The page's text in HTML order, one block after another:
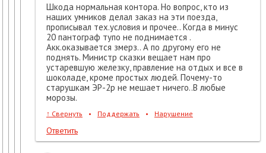
Шкода нормальная контора. Но вопрос, кто из
наших умников делал заказ на эти поезда,
прописывал тех.условия и прочее.. Когда в минус
20 пантограф тупо не поднимается .
Акк.оказывается змерз.. А по другому его не
поднять. Министр сказки вещает нам про
устаревшую железку, правление на отдых и все в
шоколаде, кроме простых людей. Почему-то
старушкам ЭР-2р не мешает ничего..В любые
морозы.
↑ Свернуть • Поддержать • Нарушение
Ответить